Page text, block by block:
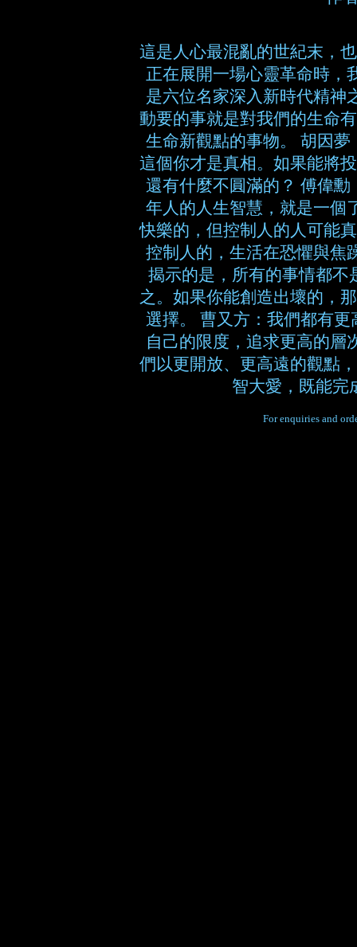
這是人心最混亂的世紀末，
正在展開一場心靈革命時
是六位名家深入新時代精神
動要的事就是對我們的生命
生命新觀點的事物。 胡因
這個你才是真相。如果能將
還有什麼不圓滿的？ 傅偉
年人的人生智慧，就是一個
快樂的，但控制人的人可能
控制人的，生活在恐懼與焦
揭示的是，所有的事情都不
之。如果你能創造出壞的，
選擇。 曹又方：我們都有
自己的限度，追求更高的層
們以更開放、更高遠的觀點
智大愛，既能完
For enquiries and